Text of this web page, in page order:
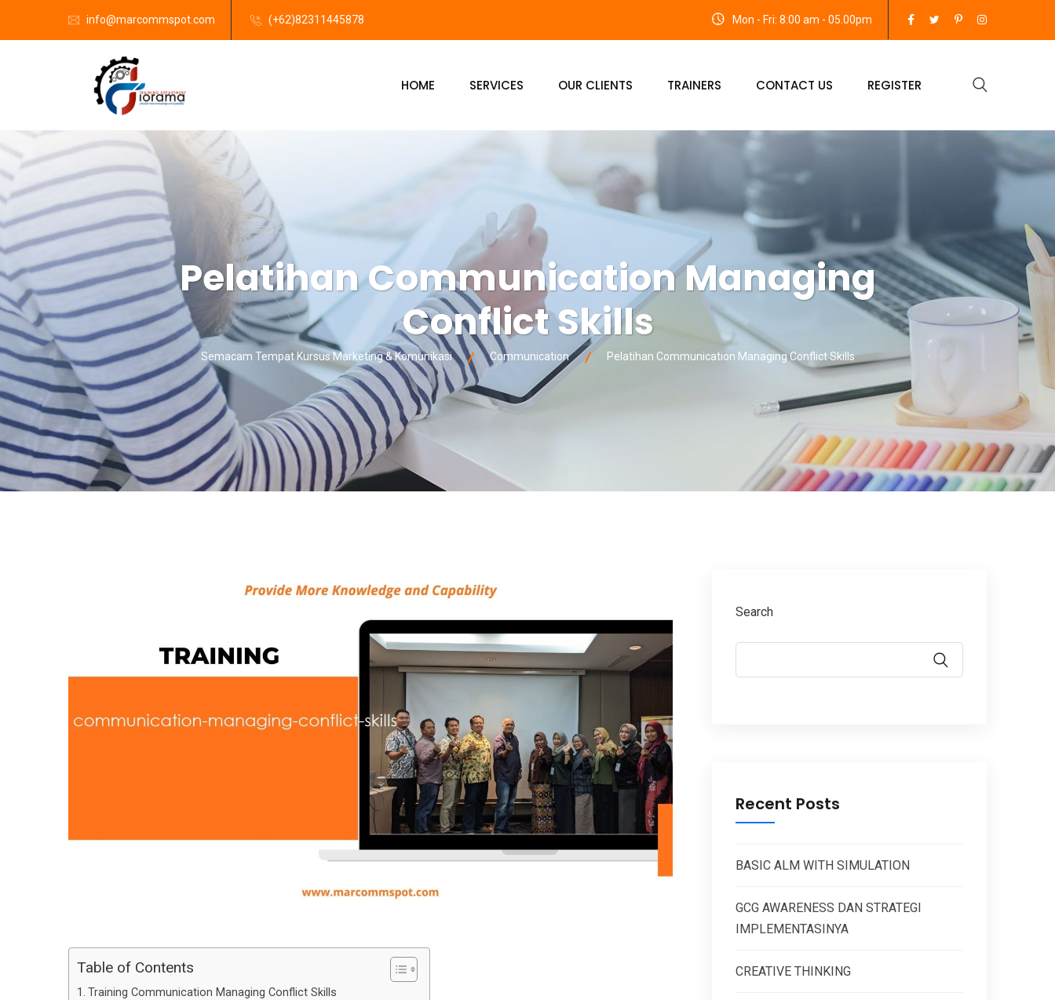
info@marcommspot.com (+62)82311445878 Mon - Fri: 8:00 am - 05.00pm
HOME SERVICES OUR CLIENTS TRAINERS CONTACT US REGISTER
Pelatihan Communication Managing
Conflict Skills
Semacam Tempat Kursus Marketing & Komunikasi Communication Pelatihan Communication Managing Conflict Skills
Table of Contents
Training Communication Managing Conflict Skills
Search
Recent Posts
BASIC ALM WITH SIMULATION
GCG AWARENESS DAN STRATEGI
IMPLEMENTASINYA
CREATIVE THINKING